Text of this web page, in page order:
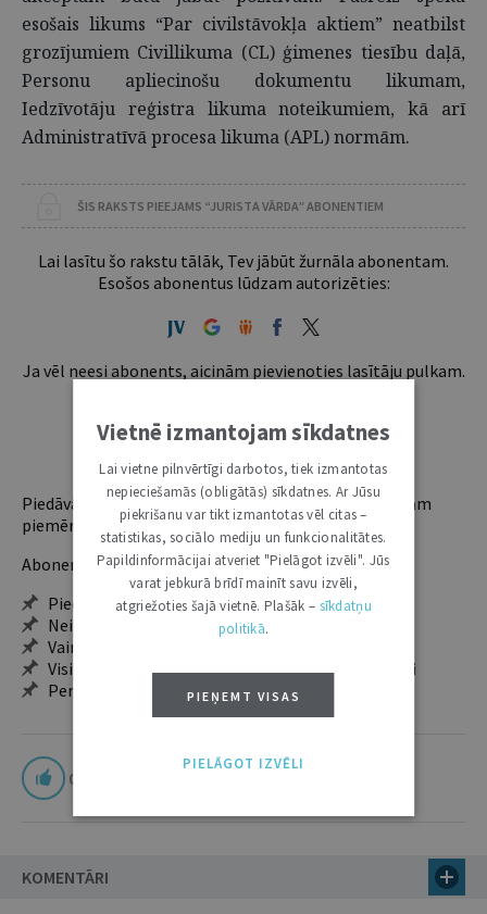
esošais likums “Par civilstāvokļa aktiem” neatbilst
grozījumiem Civillikuma (CL) ģimenes tiesību daļā,
Personu apliecinošu dokumentu likumam,
Iedzīvotāju reģistra likuma noteikumiem, kā arī
Administratīvā procesa likuma (APL) normām.
ŠIS RAKSTS PIEEJAMS “JURISTA VĀRDA” ABONENTIEM
Lai lasītu šo rakstu tālāk, Tev jābūt žurnāla abonentam.
Esošos abonentus lūdzam autorizēties:
Ja vēl neesi abonents, aicinām pievienoties lasītāju pulkam.
Piedāvājam trīs abonementu veidus. Vienam lietotājam
piemērotākais ir "Mazais" (3, 6 un 12 mēnešiem).
Abonentu ieguvumi:
Pieeja jaunākajam izdevumam
Neierobežota pieeja arhīvam – 24 h/7 d.
Vairāk nekā 18 000 rakstu un 2000 autoru
Visi tematiskie numuri un ikgadējie grāmatžurnāli
Personalizētās iespējas – piezīmes, citāti, mapes
0
KOMENTĀRI
Vietnē izmantojam sīkdatnes
Lai vietne pilnvērtīgi darbotos, tiek izmantotas
nepieciešamās (obligātās) sīkdatnes. Ar Jūsu
piekrišanu var tikt izmantotas vēl citas –
statistikas, sociālo mediju un funkcionalitātes.
Papildinformācijai atveriet "Pielāgot izvēli". Jūs
varat jebkurā brīdī mainīt savu izvēli,
atgriežoties šajā vietnē. Plašāk – sīkdatņu
politikā.
PIEŅEMT VISAS
PIELĀGOT IZVĒLI